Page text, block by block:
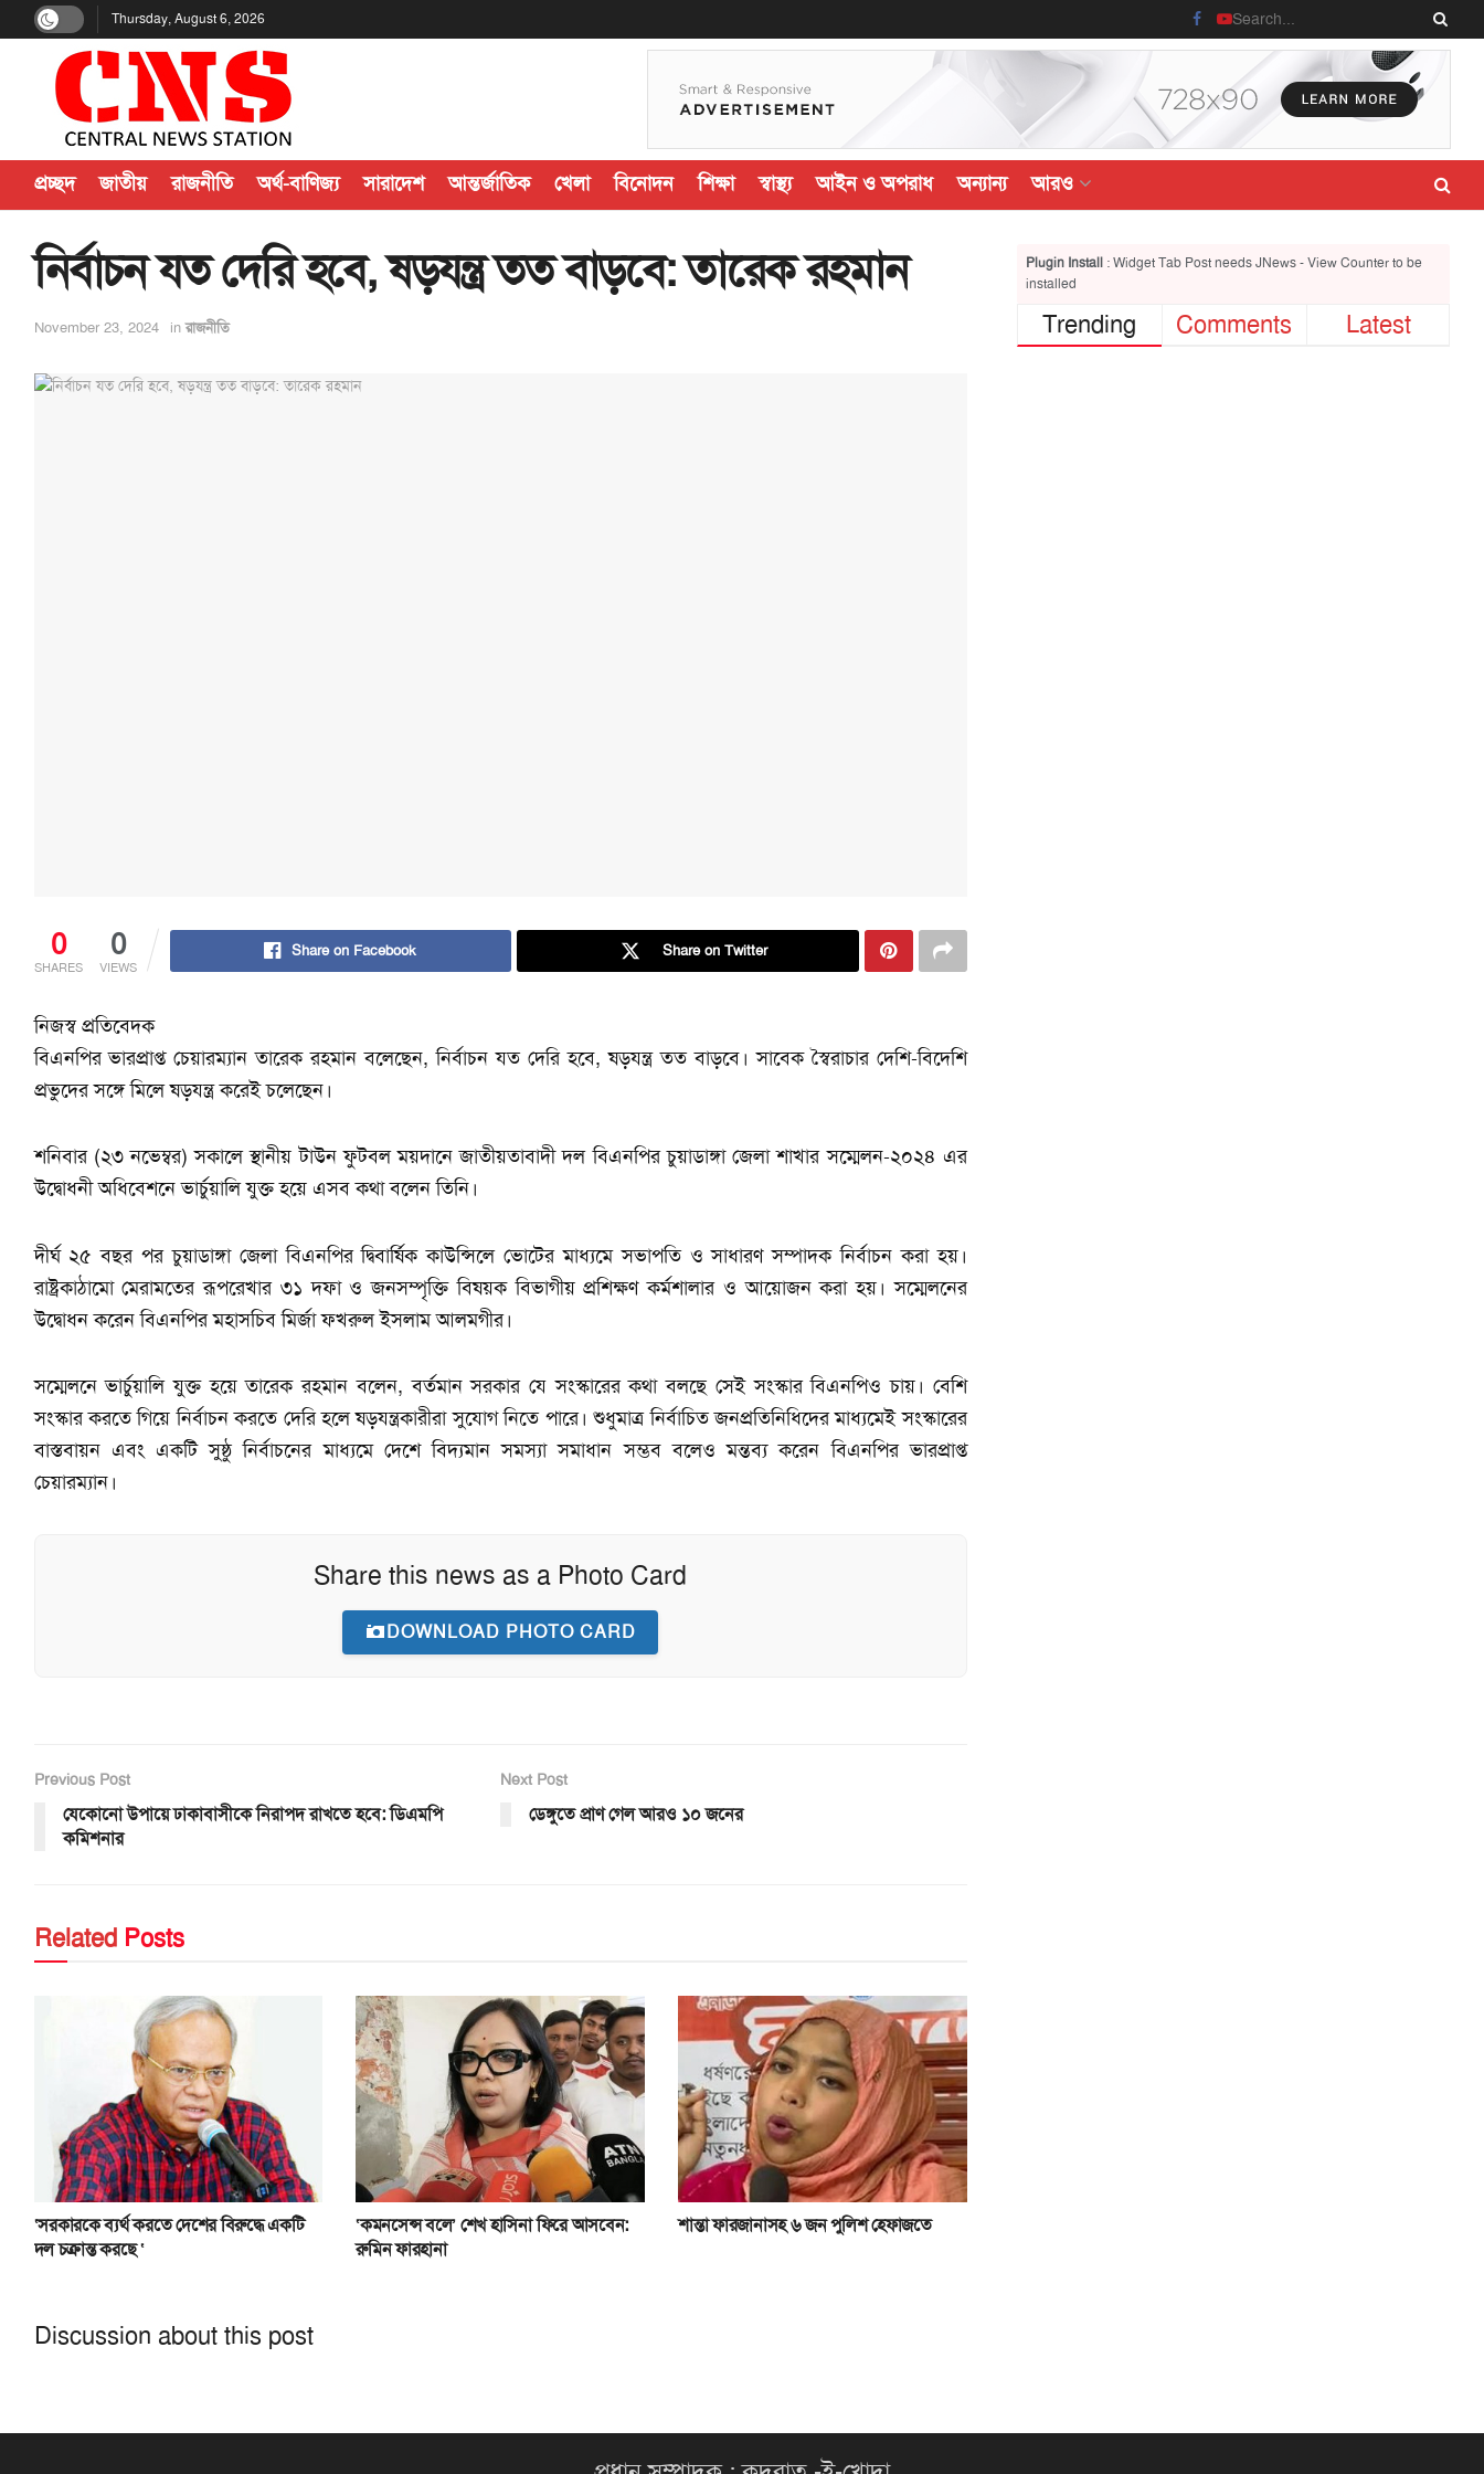
Thursday, August 6, 2026
প্রচ্ছদ জাতীয় রাজনীতি অর্থ-বাণিজ্য সারাদেশ আন্তর্জাতিক খেলা বিনোদন শিক্ষা স্বাস্থ্য আইন ও অপরাধ অন্যান্য আরও
নির্বাচন যত দেরি হবে, ষড়যন্ত্র তত বাড়বে: তারেক রহমান
November 23, 2024 in রাজনীতি
0
SHARES
0
VIEWS
Share on Facebook Share on Twitter
নিজস্ব প্রতিবেদক
বিএনপির ভারপ্রাপ্ত চেয়ারম্যান তারেক রহমান বলেছেন, নির্বাচন যত দেরি হবে, ষড়যন্ত্র তত বাড়বে। সাবেক স্বৈরাচার দেশি-বিদেশি
প্রভুদের সঙ্গে মিলে ষড়যন্ত্র করেই চলেছেন।
শনিবার (২৩ নভেম্বর) সকালে স্থানীয় টাউন ফুটবল ময়দানে জাতীয়তাবাদী দল বিএনপির চুয়াডাঙ্গা জেলা শাখার সম্মেলন-২০২৪ এর
উদ্বোধনী অধিবেশনে ভার্চুয়ালি যুক্ত হয়ে এসব কথা বলেন তিনি।
দীর্ঘ ২৫ বছর পর চুয়াডাঙ্গা জেলা বিএনপির দ্বিবার্ষিক কাউন্সিলে ভোটের মাধ্যমে সভাপতি ও সাধারণ সম্পাদক নির্বাচন করা হয়।
রাষ্ট্রকাঠামো মেরামতের রূপরেখার ৩১ দফা ও জনসম্পৃক্তি বিষয়ক বিভাগীয় প্রশিক্ষণ কর্মশালার ও আয়োজন করা হয়। সম্মেলনের
উদ্বোধন করেন বিএনপির মহাসচিব মির্জা ফখরুল ইসলাম আলমগীর।
সম্মেলনে ভার্চুয়ালি যুক্ত হয়ে তারেক রহমান বলেন, বর্তমান সরকার যে সংস্কারের কথা বলছে সেই সংস্কার বিএনপিও চায়। বেশি
সংস্কার করতে গিয়ে নির্বাচন করতে দেরি হলে ষড়যন্ত্রকারীরা সুযোগ নিতে পারে। শুধুমাত্র নির্বাচিত জনপ্রতিনিধিদের মাধ্যমেই সংস্কারের
বাস্তবায়ন এবং একটি সুষ্ঠু নির্বাচনের মাধ্যমে দেশে বিদ্যমান সমস্যা সমাধান সম্ভব বলেও মন্তব্য করেন বিএনপির ভারপ্রাপ্ত
চেয়ারম্যান।
Share this news as a Photo Card
DOWNLOAD PHOTO CARD
Previous Post
যেকোনো উপায়ে ঢাকাবাসীকে নিরাপদ রাখতে হবে: ডিএমপি
কমিশনার
Next Post
ডেঙ্গুতে প্রাণ গেল আরও ১০ জনের
RelatedPosts
‘সরকারকে ব্যর্থ করতে দেশের বিরুদ্ধে একটি
দল চক্রান্ত করছে ‘
‘কমনসেন্স বলে’ শেখ হাসিনা ফিরে আসবেন:
রুমিন ফারহানা
শান্তা ফারজানাসহ ৬ জন পুলিশ হেফাজতে
Discussion about this post
Plugin Install: Widget Tab Post needs JNews - View Counter to be
installed
Trending Comments Latest